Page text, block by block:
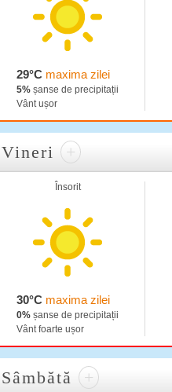
29°C maxima zilei
5% șanse de precipitații
Vânt ușor
Vineri +
Însorit
30°C maxima zilei
0% șanse de precipitații
Vânt foarte ușor
Sâmbătă +